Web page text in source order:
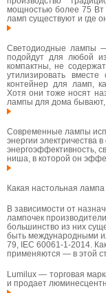
мощностью более 75 Вт
ламп существуют и где
Светодиодные лампы —
подойдут для любой
компактны, не
утилизировать
контейнер для ламп,
Хотя они тоже носят
лампы для дома бывают,
Современные лампы
энергии электричества
энергоэффективность,
ниша, в которой он
Какая настольная
В зависимости от
лампочек
большинство из них
быть международными
79, IEC 60061-1-2014.
применяются — в этой
Lumilux — торговая
и продает